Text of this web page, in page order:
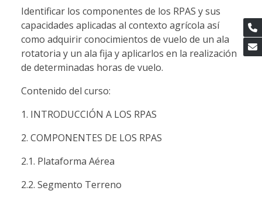
Identificar los componentes de los RPAS y sus
capacidades aplicadas al contexto agrícola así
como adquirir conocimientos de vuelo de un ala
rotatoria y un ala fija y aplicarlos en la realización
de determinadas horas de vuelo.
Contenido del curso:
1. INTRODUCCIÓN A LOS RPAS
2. COMPONENTES DE LOS RPAS
2.1. Plataforma Aérea
2.2. Segmento Terreno